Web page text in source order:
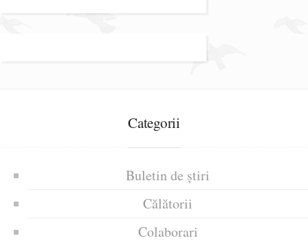
Categorii
Buletin de știri
Călătorii
Colaborari